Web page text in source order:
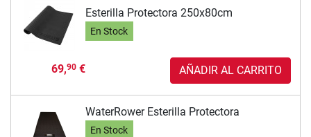
Esterilla Protectora 250x80cm
En Stock
69,90€ AÑADIR AL CARRITO
WaterRower Esterilla Protectora
En Stock